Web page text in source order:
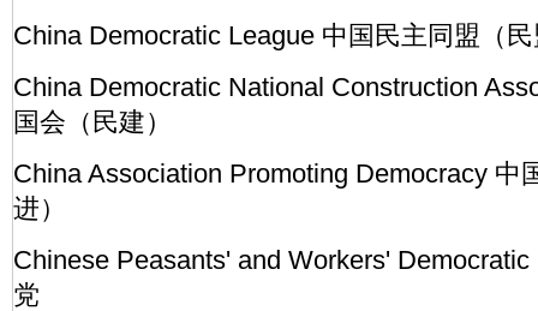
China Democratic League 中国民主同盟（
China Democratic National Construction
国会（民建）
China Association Promoting Democracy 中
进）
Chinese Peasants' and Workers'
党